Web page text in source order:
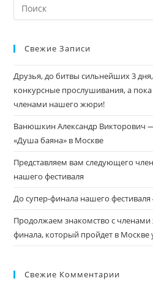
Свежие Записи
Друзья, до битвы сильнейших 3
конкурсные прослушивания, а
членами нашего жюри!
Ванюшкин Александр Викторович
«Душа баяна» в Москве
Представляем вам следующего
нашего фестиваля
До супер-финала нашего фестиваля
Продолжаем знакомство с
финала, который пройдет в Москве
Свежие Комментарии